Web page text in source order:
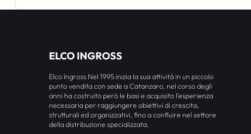
ELCO INGROSS
Elco Ingross Nel 1995 inizia la sua attività in un piccolo
punto vendita con sede a Catanzaro, nel corso degli
anni ha costruito però le basi e acquisito l’esperienza
necessaria per raggiungere obiettivi di crescita,
strutturali ed organizzativi, fino a confluire nel settore
della distribuzione specializzata.